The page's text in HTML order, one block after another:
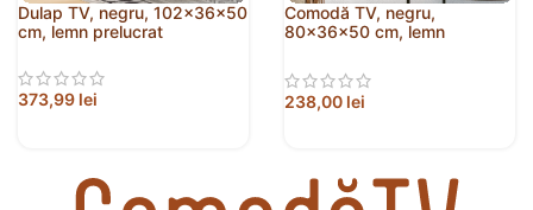
Dulap TV, negru, 102x36x50
cm, lemn prelucrat
373,99 lei
Comodă TV, negru,
80x36x50 cm, lemn
238,00 lei